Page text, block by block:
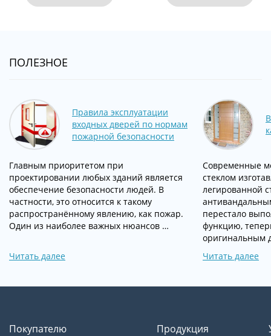
ПОЛЕЗНОЕ
Правила эксплуатации
входных дверей по нормам
пожарной безопасности
Главным приоритетом при
проектировании любых зданий является
обеспечение безопасности людей. В
частности, это относится к такому
распространённому явлению, как пожар.
Один из наиболее важных нюансов …
Читать далее
Современные
стеклом
легированной
перестало
функцию,
оригинальным
Читать далее
Покупателю Продукция